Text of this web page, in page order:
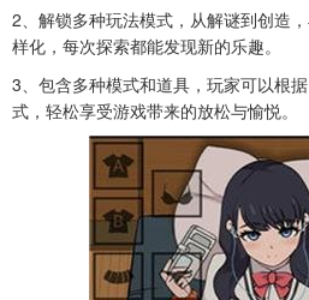
2、解锁多种玩法模式，从解谜到创造
样化，每次探索都能发现新的乐趣。
3、包含多种模式和道具，玩家可以根
式，轻松享受游戏带来的放松与愉悦。